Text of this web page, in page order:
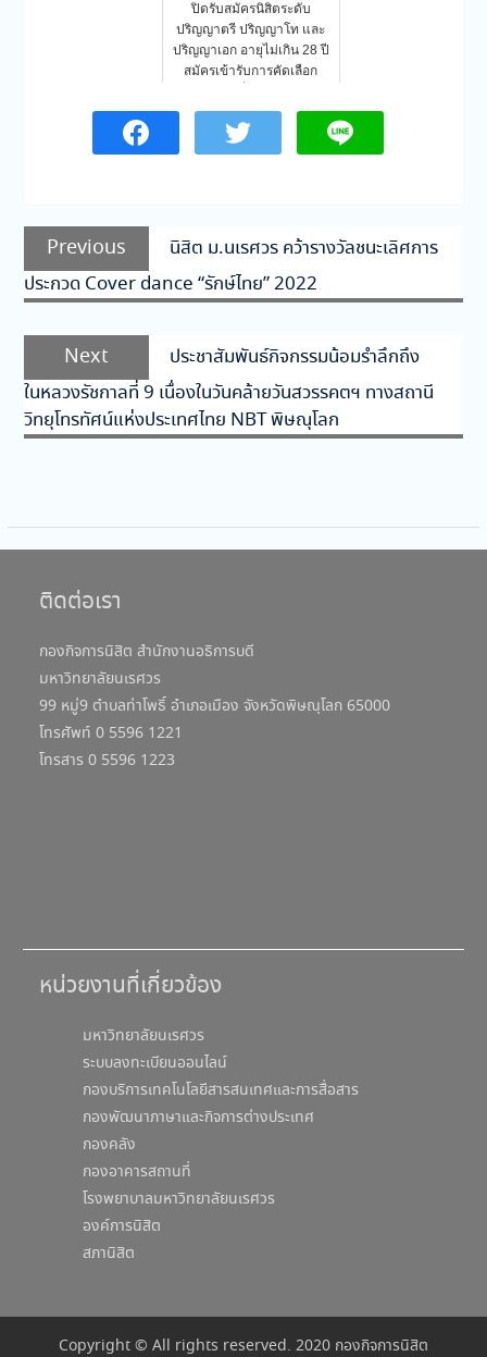
ปิดรับสมัครนิสิตระดับ
ปริญญาตรี ปริญญาโท และ
ปริญญาเอก อายุไม่เกิน 28 ปี
สมัครเข้ารับการคัดเลือก
แนะแนว
เรื่อง
Previous
Previous
post:
นิสิต ม.นเรศวร คว้ารางวัลชนะเลิศการ
ประกวด Cover dance “รักษ์ไทย” 2022
Next
Next
post:
ประชาสัมพันธ์กิจกรรมน้อมรำลึกถึง
ในหลวงรัชกาลที่ 9 เนื่องในวันคล้ายวันสวรรคตฯ ทางสถานี
วิทยุโทรทัศน์แห่งประเทศไทย NBT พิษณุโลก
ติดต่อเรา
กองกิจการนิสิต สำนักงานอธิการบดี
มหาวิทยาลัยนเรศวร
99 หมู่9 ตำบลท่าโพธิ์ อำเภอเมือง จังหวัดพิษณุโลก 65000
โทรศัพท์ 0 5596 1221
โทรสาร 0 5596 1223
หน่วยงานที่เกี่ยวข้อง
มหาวิทยาลัยนเรศวร
ระบบลงทะเบียนออนไลน์
กองบริการเทคโนโลยีสารสนเทศและการสื่อสาร
กองพัฒนาภาษาและกิจการต่างประเทศ
กองคลัง
กองอาคารสถานที่
โรงพยาบาลมหาวิทยาลัยนเรศวร
องค์การนิสิต
สภานิสิต
Copyright © All rights reserved. 2020 กองกิจการนิสิต